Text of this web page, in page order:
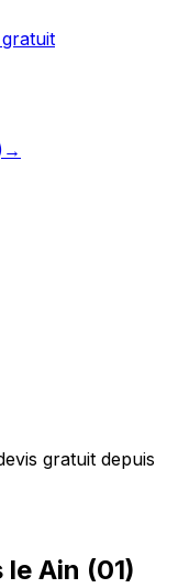
→
gratuit depuis
le Ain (01)